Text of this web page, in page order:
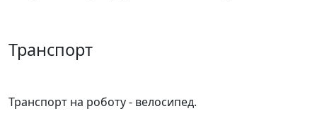
Транспорт
Транспорт на роботу - велосипед.